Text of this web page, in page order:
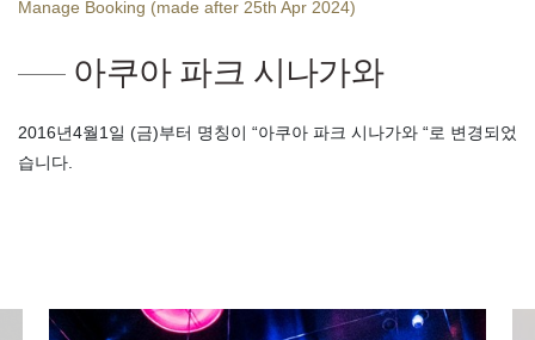
Manage Booking (made after 25th Apr 2024)
아쿠아 파크 시나가와
2016년4월1일 (금)부터 명칭이 “아쿠아 파크 시나가와 “로 변경되었
습니다.